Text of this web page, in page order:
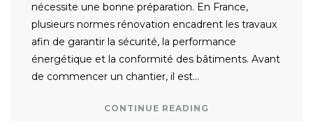
nécessite une bonne préparation. En France,
plusieurs normes rénovation encadrent les travaux
afin de garantir la sécurité, la performance
énergétique et la conformité des bâtiments. Avant
de commencer un chantier, il est…
CONTINUE READING